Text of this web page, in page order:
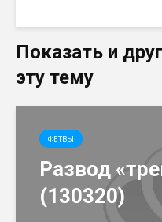
Показать и
эту тему
ФЕТВЫ
Развод
(130320)